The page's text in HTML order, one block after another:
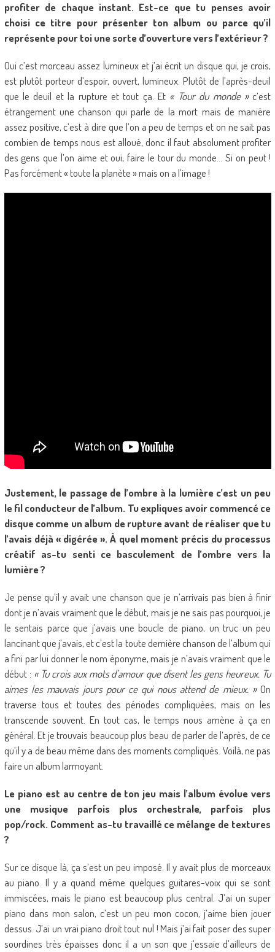
profiter de chaque instant. Est-ce que tu penses avoir
choisi ce titre pour présenter ton album ou parce qu’il
représente pour toi une sorte d’ouverture vers l’extérieur ?
Oui c’est morceau assez lumineux et j’ai écrit un disque qui, je crois,
est plutôt porteur d’espoir, ouvert, lumineux. Plutôt de l’après-deuil
que le deuil et la rupture et tout ça. Et « Tour du monde »c’est
étrangement une chanson qui parle de la mort mais de manière
assez positive, c’est à dire que l’on a peu de temps et on ne sait pas
combien de temps nous est alloué, donc il faut absolument profiter
des gens que l’on aime et oui, faire le tour du monde… Si on peut !
Pas forcément « toute la planète » mais on a l’image !
Justement, le passage de l’ombre à la lumière c’est un peu
le fil conducteur de l’album. Tu expliques avoir commencé ce
disque comme un album de rupture avant de réaliser que tu
l’avais déjà « digérée ». À quel moment précis du processus
créatif as-tu senti ce basculement de l’ombre vers la
lumière ?
Je pense qu’il y avait une chanson que je n’arrivais pas bien à finir
dont je n’avais vraiment que le début, mais je ne sais pas pourquoi, je
le sentais parce que j’avais une boucle de piano, un truc un peu
lancinant que j’avais, et c’est la toute dernière chanson de l’album qui
a fini par lui donner le nom éponyme, mais je n’avais vraiment que le
début : « Tu crois aux mots d’amour que disent les gens heureux. Tu
aimes les mauvais jours pour ce qui nous attend de mieux. »On
traverse tous et toutes des périodes compliquées, mais on les
transcende souvent. En tout cas, le temps nous amène à ça en
général. Et je trouvais beaucoup plus beau de parler de l’après, de ce
qu’il y a de beau même dans des moments compliqués. Voilà, ne pas
faire un album larmoyant.
Le piano est au centre de ton jeu mais l’album évolue vers
une musique parfois plus orchestrale, parfois plus
pop/rock. Comment as-tu travaillé ce mélange de textures
?
Sur ce disque là, ça s’est un peu imposé. Il y avait plus de morceaux
au piano. Il y a quand même quelques guitares-voix qui se sont
immiscées, mais le piano est beaucoup plus central. J’ai un super
piano dans mon salon, c’est un peu mon cocon, j’aime bien jouer
dessus. J’ai un vrai piano droit tout nul ! Mais j’ai fait poser des super
sourdines très épaisses donc il a un son que j’essaie d’ailleurs de